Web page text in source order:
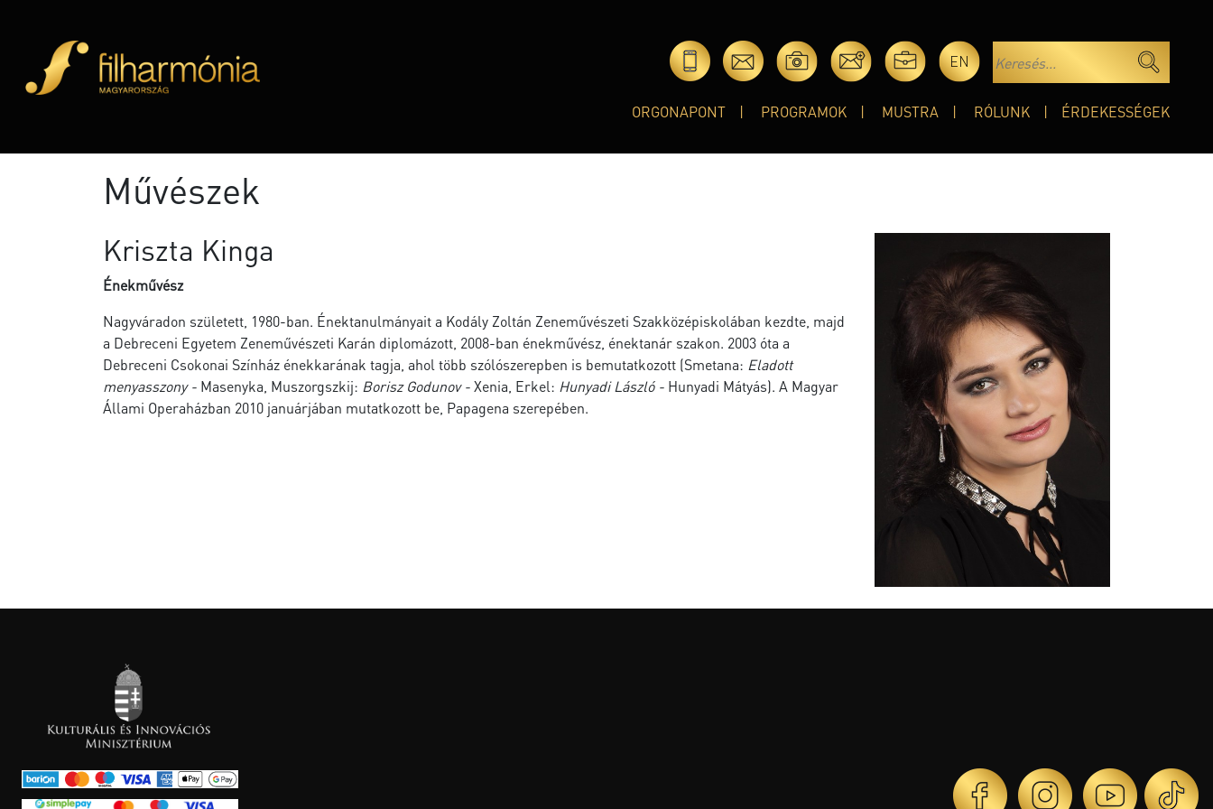
EN
ORGONAPONT PROGRAMOK MUSTRA RÓLUNK ÉRDEKESSÉGEK
Művészek
Kriszta Kinga
Énekművész
Nagyváradon született, 1980-ban. Énektanulmányait a Kodály Zoltán Zeneművészeti Szakközépiskolában kezdte, majd
a Debreceni Egyetem Zeneművészeti Karán diplomázott, 2008-ban énekművész, énektanár szakon. 2003 óta a
Debreceni Csokonai Színház énekkarának tagja, ahol több szólószerepben is bemutatkozott (Smetana: Eladott
menyasszony - Masenyka, Muszorgszkij: Borisz Godunov -Xenia, Erkel: Hunyadi László - Hunyadi Mátyás). A Magyar
Állami Operaházban 2010 januárjában mutatkozott be, Papagena szerepében.